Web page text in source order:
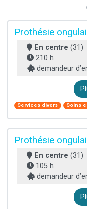
Prothésie
En centre (31)
210 h
demandeur
Services divers Soins
Prothésie
En centre (31)
105 h
demandeur